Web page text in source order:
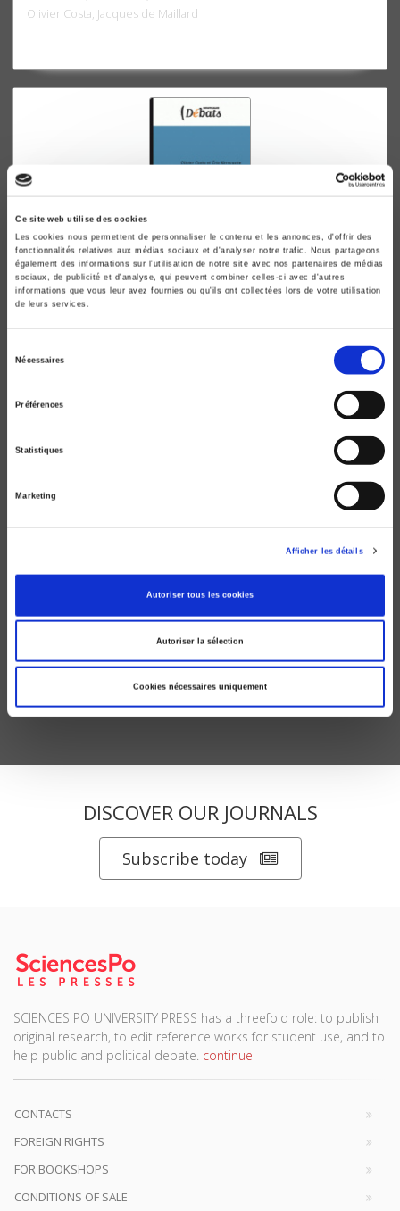
Ce site web utilise des cookies
Les cookies nous permettent de personnaliser le contenu et les annonces, d'offrir des
fonctionnalités relatives aux médias sociaux et d'analyser notre trafic. Nous partageons
également des informations sur l'utilisation de notre site avec nos partenaires de médias
sociaux, de publicité et d'analyse, qui peuvent combiner celles-ci avec d'autres
informations que vous leur avez fournies ou qu'ils ont collectées lors de votre utilisation
de leurs services.
Nécessaires
Préférences
Statistiques
Marketing
Afficher les détails
Autoriser tous les cookies
Autoriser la sélection
Cookies nécessaires uniquement
Olivier Costa, Jacques de Maillard
Qui sont les députés français ?
Olivier Costa, Eric Kerrouche
Elargissement
Comment l'Europe s'adapte
DISCOVER OUR JOURNALS
Subscribe today
SCIENCES PO UNIVERSITY PRESS has a threefold role: to publish
original research, to edit reference works for student use, and to
help public and political debate. continue
CONTACTS
FOREIGN RIGHTS
FOR BOOKSHOPS
CONDITIONS OF SALE